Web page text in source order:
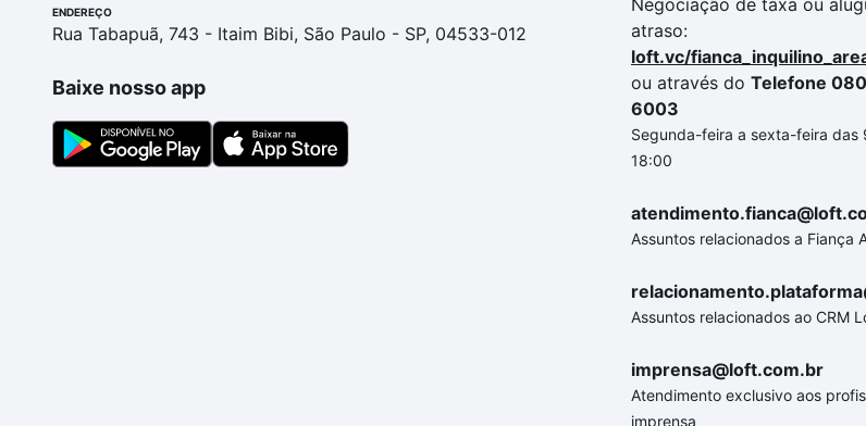
ENDEREÇO
Rua Tabapuã, 743 - Itaim Bibi, São Paulo - SP, 04533-012
Baixe nosso app
Negociação de taxa ou
atraso:
loft.vc/
ou através do Telefone
6003
Segunda-feira a sexta-feira das
18:00
Assuntos relacionados a Fiança
Assuntos relacionados ao CRM
imprensa@loft.com.br
Atendimento exclusivo aos
imprensa